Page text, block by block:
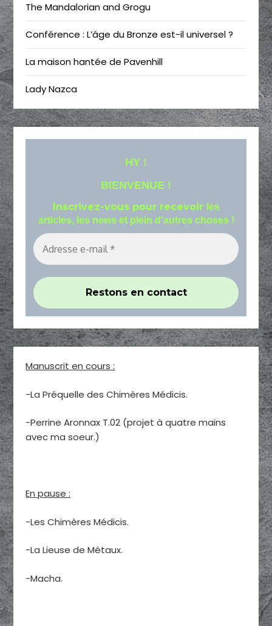
The Mandalorian and Grogu
Conférence : L’âge du Bronze est-il universel ?
La maison hantée de Pavenhill
Lady Nazca
HY !
BIENVENUE !
Inscrivez-vous pour recevoir les
articles, les news et plein d'autres choses !
Manuscrit en cours :
-La Préquelle des Chimères Médicis.
-Perrine Aronnax T.02 (projet à quatre mains
avec ma soeur.)
En pause :
-Les Chimères Médicis.
-La Lieuse de Métaux.
-Macha.